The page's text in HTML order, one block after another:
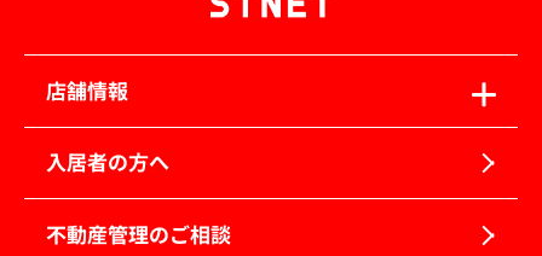
店舗情報
入居者の方へ
不動産管理のご相談